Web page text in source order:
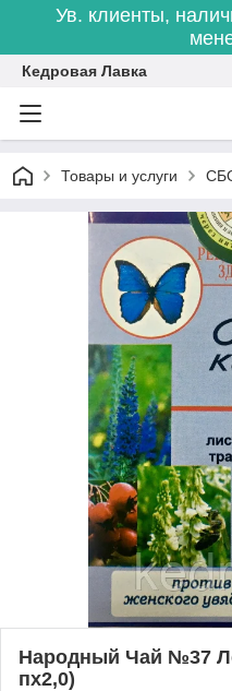
Ув. клиенты,
Кедровая Лавка
Товары и услуги
Народный Чай №37
пх2,0)